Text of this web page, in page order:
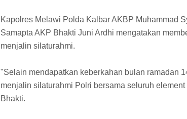
Kapolres Melawi Polda Kalbar AKBP Muhammad
Samapta AKP Bhakti Juni Ardhi mengatakan
menjalin silaturahmi.
"Selain mendapatkan keberkahan bulan ramadan
menjalin silaturahmi Polri bersama seluruh
Bhakti.